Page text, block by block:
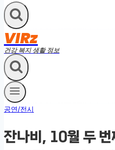
VIRz
건강 복지 생활 정보
공연/전시
잔나비, 10월 두 번